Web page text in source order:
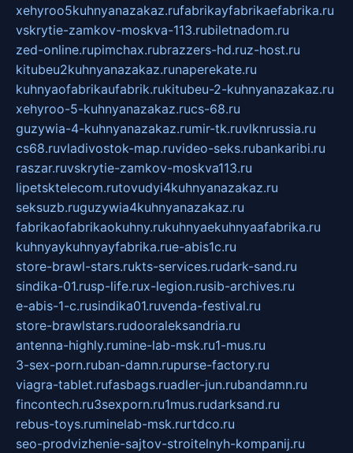
xehyroo5kuhnyanazakaz.rufabrikayfabrikaefabrika.ru
vskrytie-zamkov-moskva-113.rubiletnadom.ru
zed-online.rupimchax.rubrazzers-hd.ruz-host.ru
kitubeu2kuhnyanazakaz.runaperekate.ru
kuhnyaofabrikaufabrik.rukitubeu-2-kuhnyanazakaz.ru
xehyroo-5-kuhnyanazakaz.rucs-68.ru
guzywia-4-kuhnyanazakaz.rumir-tk.ruvlknrussia.ru
cs68.ruvladivostok-map.ruvideo-seks.rubankaribi.ru
raszar.ruvskrytie-zamkov-moskva113.ru
lipetsktelecom.rutovudyi4kuhnyanazakaz.ru
seksuzb.ruguzywia4kuhnyanazakaz.ru
fabrikaofabrikaokuhny.rukuhnyaekuhnyaafabrika.ru
kuhnyaykuhnyayfabrika.rue-abis1c.ru
store-brawl-stars.rukts-services.rudark-sand.ru
sindika-01.rusp-life.rux-legion.rusib-archives.ru
e-abis-1-c.rusindika01.ruvenda-festival.ru
store-brawlstars.rudooraleksandria.ru
antenna-highly.rumine-lab-msk.ru1-mus.ru
3-sex-porn.ruban-damn.rupurse-factory.ru
viagra-tablet.rufasbags.ruadler-jun.rubandamn.ru
fincontech.ru3sexporn.ru1mus.rudarksand.ru
rebus-toys.ruminelab-msk.rurtdco.ru
seo-prodvizhenie-sajtov-stroitelnyh-kompanij.ru